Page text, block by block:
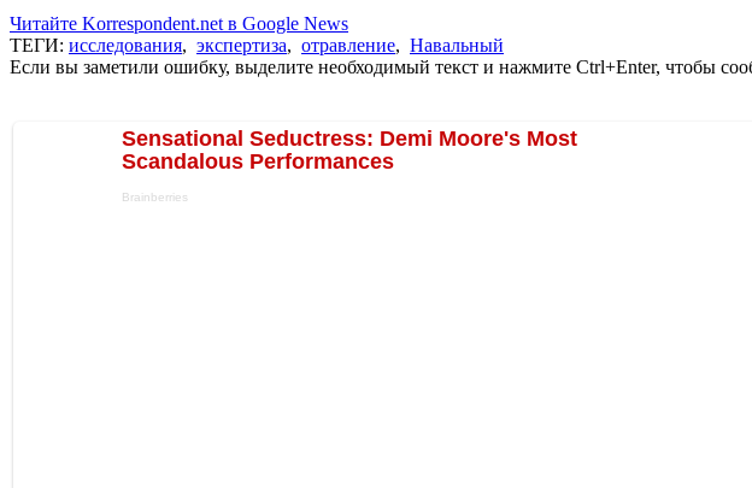
Читайте Korrespondent.net в Google News
ТЕГИ: исследования, экспертиза, отравление, Навальный
Если вы заметили ошибку, выделите необходимый текст и нажмите Ctrl+Enter, чтобы